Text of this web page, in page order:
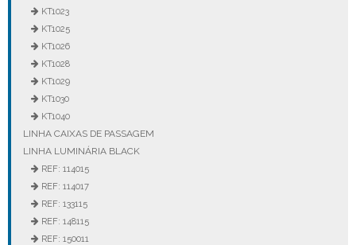
KT1023
KT1025
KT1026
KT1028
KT1029
KT1030
KT1040
LINHA CAIXAS DE PASSAGEM
LINHA LUMINÁRIA BLACK
REF: 114015
REF: 114017
REF: 133115
REF: 148115
REF: 150011